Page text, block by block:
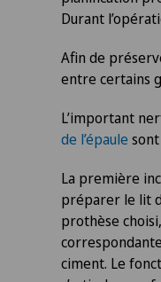
Durant
Afin de
entre certains
L’important
de l’épaule
La première
préparer le lit
prothèse
ciment. Le